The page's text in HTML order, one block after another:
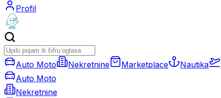
Profil
Auto Moto Nekretnine Marketplace Nautika
Auto Moto
Nekretnine